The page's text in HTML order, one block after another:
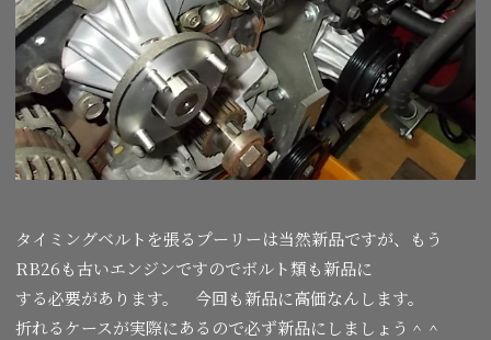
タイミングベルトを張るプーリーは当然新品ですが、もう
RB26も古いエンジンですのでボルト類も新品に
する必要があります。 今回も新品に高価なんします。
折れるケースが実際にあるので必ず新品にしましょう＾＾